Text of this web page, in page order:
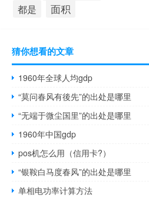
都是 面积
猜你想看的文章
1960年全球人均gdp
“莫问春风有後先”的出处是哪里
“无端于微尘国里”的出处是哪里
1960年中国gdp
pos机怎么用（信用卡?）
“银鞍白马度春风”的出处是哪里
单相电功率计算方法